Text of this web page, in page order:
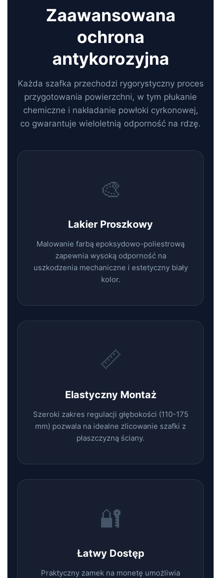
Zaawansowana
ochrona
antykorozyjna
Każda szafka przechodzi rygorystyczny proces
przygotowania powierzchni, w tym płukanie
chemiczne i nakładanie powłoki cyrkonowej,
co gwarantuje wieloletnią odporność na rdzę.
🎨
Lakier Proszkowy
Malowanie farbą epoksydowo-poliestrową
zapewnia wysoką odporność na
uszkodzenia mechaniczne i estetyczny biały
kolor.
📏
Elastyczny Montaż
Szeroki zakres regulacji głębokości (110-175
mm) pozwala na idealne zlicowanie szafki z
płaszczyzną ściany.
🔐
Łatwy Dostęp
Praktyczny zamek na monetę umożliwia